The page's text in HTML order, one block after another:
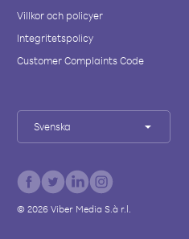
Villkor och policyer
Integritetspolicy
Customer Complaints Code
Svenska
© 2026Viber Media S.à r.l.